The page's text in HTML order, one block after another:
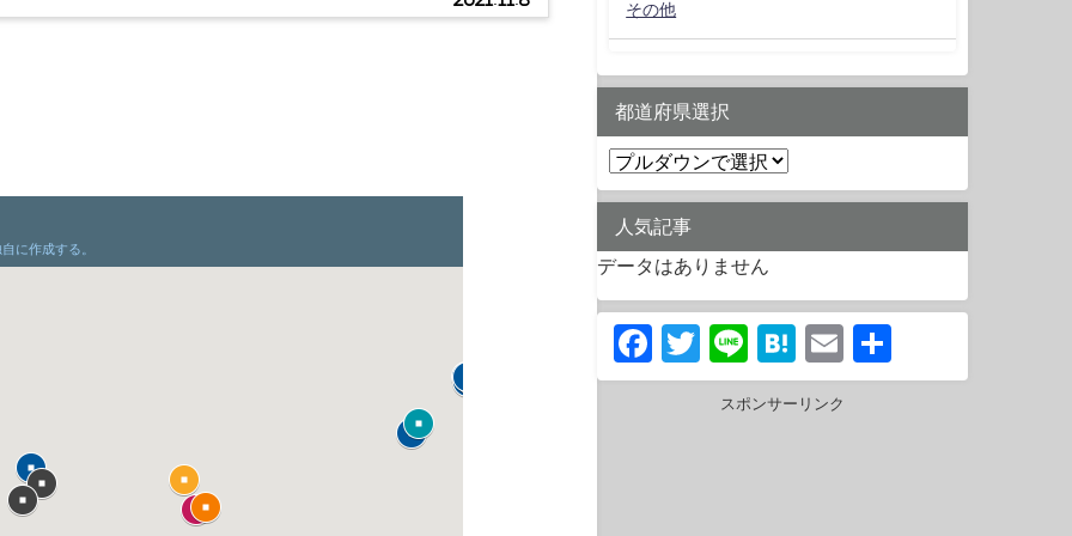
その他
都道府県選択
人気記事
データはありません
Facebook
Twitter
LineHatena
Email
有
スポンサーリンク